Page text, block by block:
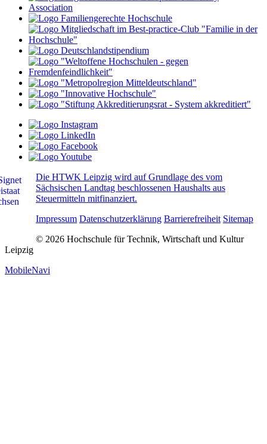
Die HTWK Leipzig wird auf Grundlage des vom
Sächsischen Landtag beschlossenen Haushalts aus
Steuermitteln mitfinanziert.
Impressum Datenschutzerklärung Barrierefreiheit Sitemap
© 2026 Hochschule für Technik, Wirtschaft und Kultur
Leipzig
MobileNavi